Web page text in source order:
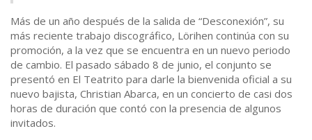
Más de un año después de la salida de “Desconexión”, su
más reciente trabajo discográfico, Lörihen continúa con su
promoción, a la vez que se encuentra en un nuevo periodo
de cambio. El pasado sábado 8 de junio, el conjunto se
presentó en El Teatrito para darle la bienvenida oficial a su
nuevo bajista, Christian Abarca, en un concierto de casi dos
horas de duración que contó con la presencia de algunos
invitados.